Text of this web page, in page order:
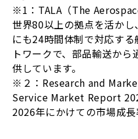
※1：TALA（The
世界80以上の拠点を活か
にも24時間体制で対応す
トワークで、部品輸送か
供しています。
※２：Research and
Service Market Report
2026年にかけての市場成長